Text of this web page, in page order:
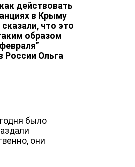
действовать
в Крыму
что это
образом
России Ольга
было
они